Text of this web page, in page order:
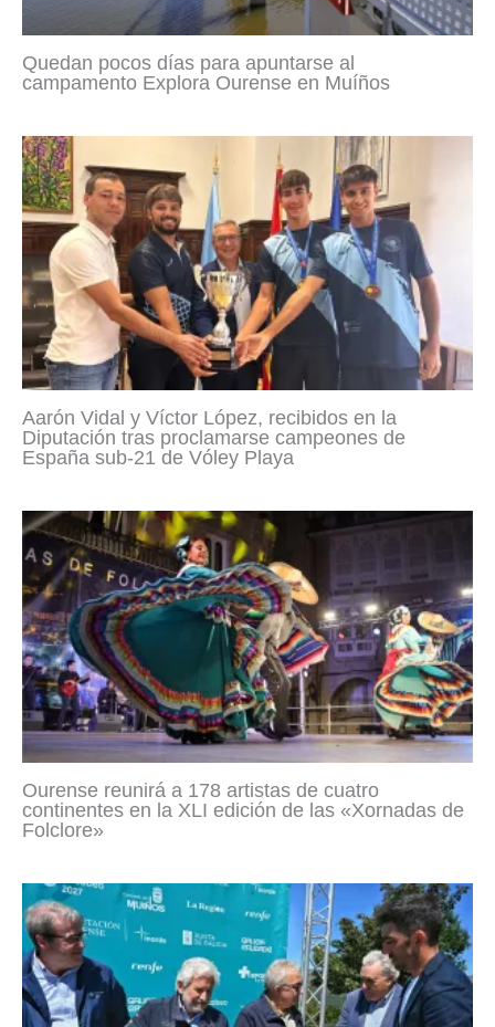
Quedan pocos días para apuntarse al
campamento Explora Ourense en Muíños
Aarón Vidal y Víctor López, recibidos en la
Diputación tras proclamarse campeones de
España sub-21 de Vóley Playa
Ourense reunirá a 178 artistas de cuatro
continentes en la XLI edición de las «Xornadas de
Folclore»